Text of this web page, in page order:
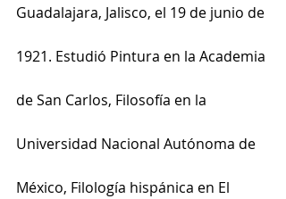
Guadalajara, Jalisco, el 19 de junio de
1921. Estudió Pintura en la Academia
de San Carlos, Filosofía en la
Universidad Nacional Autónoma de
México, Filología hispánica en El